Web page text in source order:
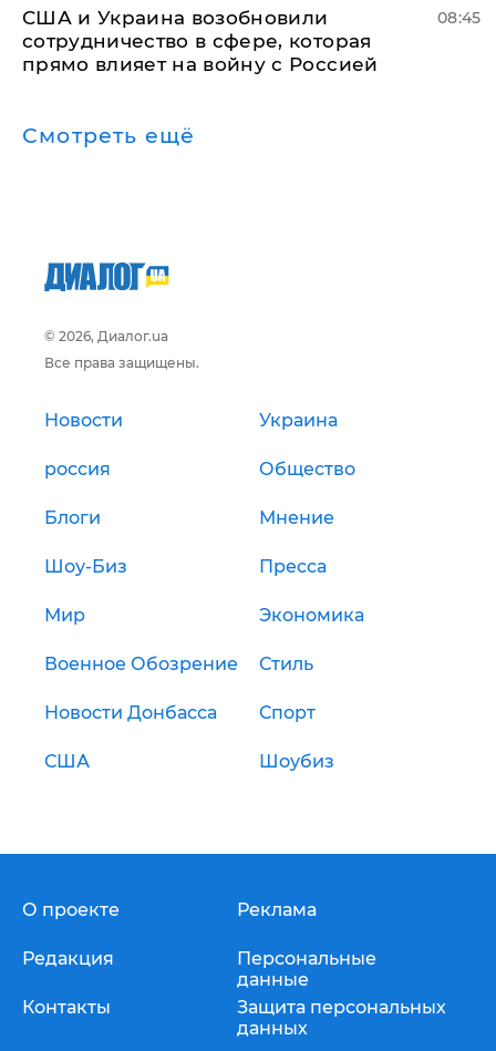
США и Украина возобновили
сотрудничество в сфере, которая
прямо влияет на войну с Россией
08:45
Смотреть ещё
© 2026, Диалог.ua
Все права защищены.
Новости Украина
россия Общество
Блоги Мнение
Шоу-Биз Пресса
Мир Экономика
Военное Обозрение Стиль
Новости Донбасса Спорт
США Шоубиз
О проекте
Редакция
Контакты
Реклама
Персональные
данные
Защита персональных
данных